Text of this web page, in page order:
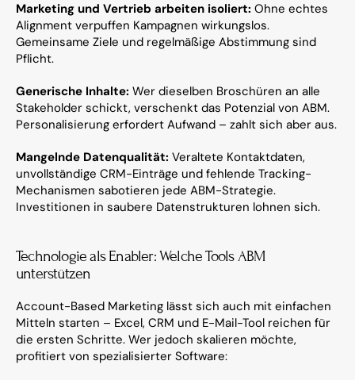
Marketing und Vertrieb arbeiten isoliert: Ohne echtes
Alignment verpuffen Kampagnen wirkungslos.
Gemeinsame Ziele und regelmäßige Abstimmung sind
Pflicht.
Generische Inhalte: Wer dieselben Broschüren an alle
Stakeholder schickt, verschenkt das Potenzial von ABM.
Personalisierung erfordert Aufwand – zahlt sich aber aus.
Mangelnde Datenqualität: Veraltete Kontaktdaten,
unvollständige CRM-Einträge und fehlende Tracking-
Mechanismen sabotieren jede ABM-Strategie.
Investitionen in saubere Datenstrukturen lohnen sich.
Technologie als Enabler: Welche Tools ABM
unterstützen
Account-Based Marketing lässt sich auch mit einfachen
Mitteln starten – Excel, CRM und E-Mail-Tool reichen für
die ersten Schritte. Wer jedoch skalieren möchte,
profitiert von spezialisierter Software: